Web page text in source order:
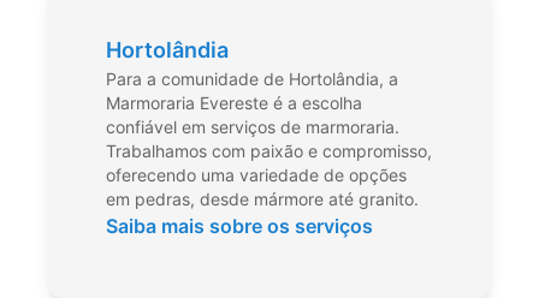
Hortolândia
Para a comunidade de Hortolândia, a
Marmoraria Evereste é a escolha
confiável em serviços de marmoraria.
Trabalhamos com paixão e compromisso,
oferecendo uma variedade de opções
em pedras, desde mármore até granito.
Saiba mais sobre os serviços